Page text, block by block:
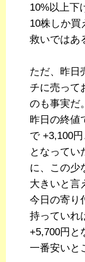
10%以上下
10株しか買
救いではあ
ただ、昨日
チに売って
のも事実だ
昨日の終値
で +3,100
となってい
に、この少
大きいと言
今日の寄り
持っていれ
+5,700円と
一番安いと